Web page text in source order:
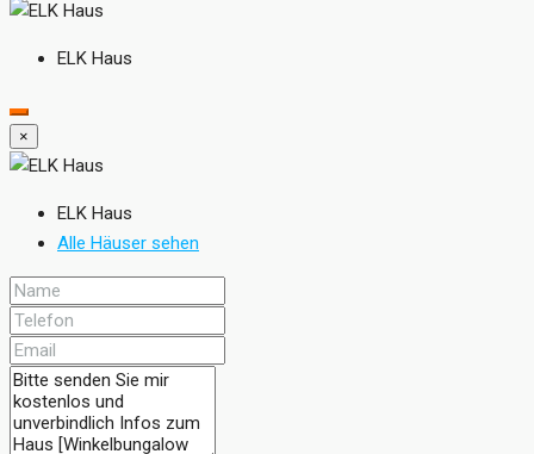
ELK Haus
×
ELK Haus
Alle Häuser sehen